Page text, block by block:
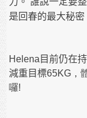
是回春的最大秘密
Helena目前仍在
減重目標65KG，
囉!